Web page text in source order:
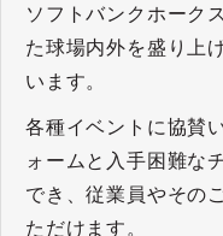
ソフトバンクホーク
た球場内外を盛り上
います。
各種イベントに協賛
ォームと入手困難な
でき、従業員やその
ただけます。